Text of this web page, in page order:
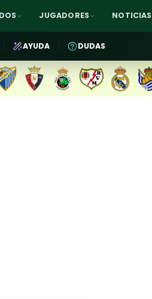
JUGADORES NOTICIAS
AYUDA DUDAS